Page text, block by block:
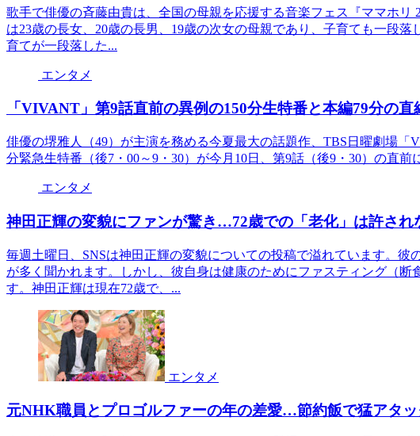
歌手で俳優の斉藤由貴は、全国の母親を応援する音楽フェス『ママホリ
は23歳の長女、20歳の長男、19歳の次女の母親であり、子育ても一段
育てが一段落した...
エンタメ
「VIVANT」第9話直前の異例の150分生特番と本編79分の直
俳優の堺雅人（49）が主演を務める今夏最大の話題作、TBS日曜劇場「
分緊急生特番（後7・00～9・30）が今月10日、第9話（後9・30）の直
エンタメ
神田正輝の変貌にファンが驚き…72歳での「老化」は許され
毎週土曜日、SNSは神田正輝の変貌についての投稿で溢れています。彼
が多く聞かれます。しかし、彼自身は健康のためにファスティング（断
す。神田正輝は現在72歳で、...
エンタメ
元NHK職員とプロゴルファーの年の差愛…節約飯で猛アタッ